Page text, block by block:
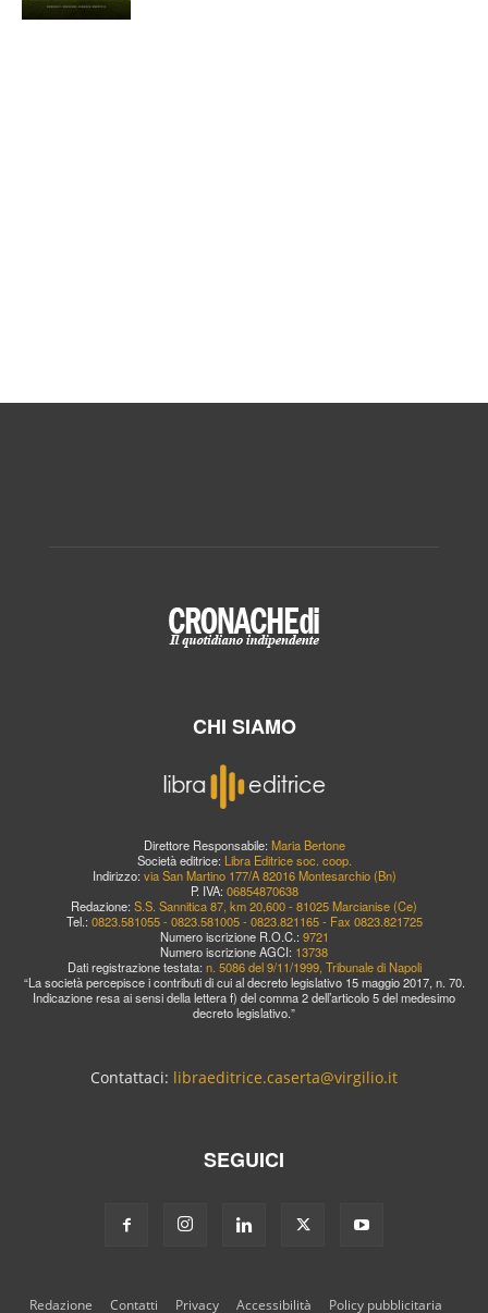
CHI SIAMO
Direttore Responsabile: Maria Bertone
Società editrice: Libra Editrice soc. coop.
Indirizzo: via San Martino 177/A 82016 Montesarchio (Bn)
P. IVA: 06854870638
Redazione: S.S. Sannitica 87, km 20,600 - 81025 Marcianise (Ce)
Tel.: 0823.581055 - 0823.581005 - 0823.821165 - Fax 0823.821725
Numero iscrizione R.O.C.: 9721
Numero iscrizione AGCI: 13738
Dati registrazione testata: n. 5086 del 9/11/1999, Tribunale di Napoli
“La società percepisce i contributi di cui al decreto legislativo 15 maggio 2017, n. 70.
Indicazione resa ai sensi della lettera f) del comma 2 dell’articolo 5 del medesimo
decreto legislativo.”
Contattaci: libraeditrice.caserta@virgilio.it
SEGUICI
Redazione Contatti Privacy Accessibilità Policy pubblicitaria